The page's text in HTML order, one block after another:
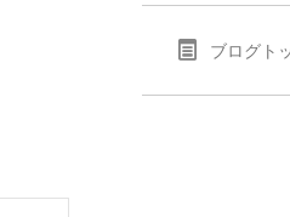
ブログト